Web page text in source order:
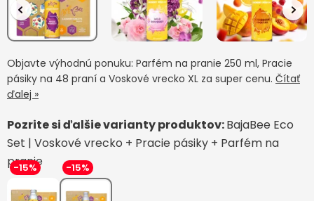
Objavte výhodnú ponuku: Parfém na pranie 250 ml, Pracie
pásiky na 48 praní a Voskové vrecko XL za super cenu. Čítať
ďalej »
Pozrite si ďalšie varianty produktov:BajaBee Eco
Set | Voskové vrecko + Pracie pásiky + Parfém na
pranie
-15% -15%